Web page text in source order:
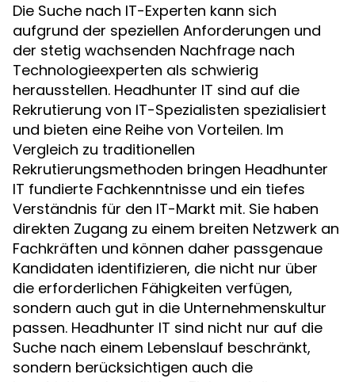
Die Suche nach IT-Experten kann sich
aufgrund der speziellen Anforderungen und
der stetig wachsenden Nachfrage nach
Technologieexperten als schwierig
herausstellen. Headhunter IT sind auf die
Rekrutierung von IT-Spezialisten spezialisiert
und bieten eine Reihe von Vorteilen. Im
Vergleich zu traditionellen
Rekrutierungsmethoden bringen Headhunter
IT fundierte Fachkenntnisse und ein tiefes
Verständnis für den IT-Markt mit. Sie haben
direkten Zugang zu einem breiten Netzwerk an
Fachkräften und können daher passgenaue
Kandidaten identifizieren, die nicht nur über
die erforderlichen Fähigkeiten verfügen,
sondern auch gut in die Unternehmenskultur
passen. Headhunter IT sind nicht nur auf die
Suche nach einem Lebenslauf beschränkt,
sondern berücksichtigen auch die